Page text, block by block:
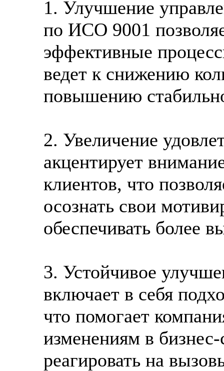
1. Улучшение
по ИСО 9001
эффективные
ведет к снижению
повышению
2. Увеличение
акцентирует
клиентов, что
осознать свои
обеспечивать более
3. Устойчивое
включает в себя
что помогает
изменениям в
реагировать на